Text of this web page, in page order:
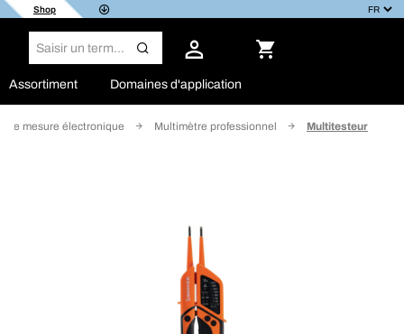
Shop
Assortiment Domaines d'application
de mesure électronique Multimètre professionnel Multitesteur